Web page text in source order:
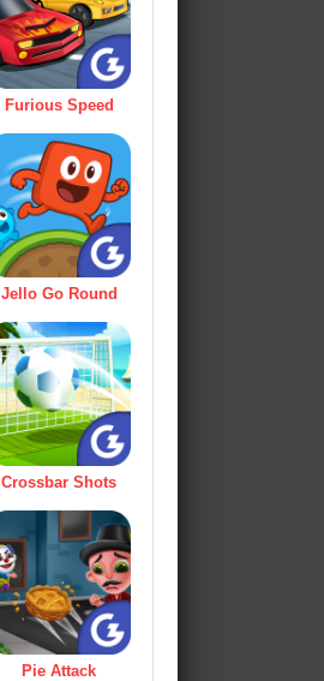
Furious Speed
Jello Go Round
Crossbar Shots
Pie Attack